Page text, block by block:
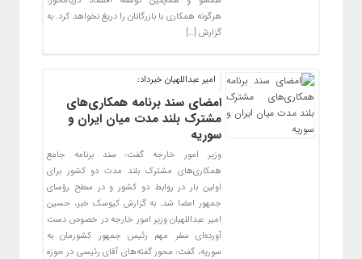
هرگونه همکاری با بازرگانان را دریغ نخواهد کرد. به
گزارش […]
امیر عبداللهیان خبرداد:
امضای سند برنامه همکاری‌های
مشترک بلند مدت میان ایران و
سوریه
وزیر امور خارجه گفت: سند برنامه جامع
همکاری‌های مشترک بلند مدت دو کشور برای
اولین بار در روابط دو کشور و در سطح رؤسای
جمهور امضا شد. به گزارش کیوسک خبر، حسین
امیر عبداللهیان وزیر امور خارجه در خصوص دست
آورده‌ای سفر مهم رئیس جمهور کشورمان به
سوریه، گفت: محور گفته‌های آقای رئیسی در حوزه